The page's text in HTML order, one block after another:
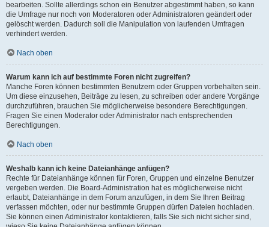
bearbeiten. Sollte allerdings schon ein Benutzer abgestimmt haben, so kann
die Umfrage nur noch von Moderatoren oder Administratoren geändert oder
gelöscht werden. Dadurch soll die Manipulation von laufenden Umfragen
verhindert werden.
Nach oben
Warum kann ich auf bestimmte Foren nicht zugreifen?
Manche Foren können bestimmten Benutzern oder Gruppen vorbehalten sein.
Um diese einzusehen, Beiträge zu lesen, zu schreiben oder andere Vorgänge
durchzuführen, brauchen Sie möglicherweise besondere Berechtigungen.
Fragen Sie einen Moderator oder Administrator nach entsprechenden
Berechtigungen.
Nach oben
Weshalb kann ich keine Dateianhänge anfügen?
Rechte für Dateianhänge können für Foren, Gruppen und einzelne Benutzer
vergeben werden. Die Board-Administration hat es möglicherweise nicht
erlaubt, Dateianhänge in dem Forum anzufügen, in dem Sie Ihren Beitrag
verfassen möchten, oder nur bestimmte Gruppen dürfen Dateien hochladen.
Sie können einen Administrator kontaktieren, falls Sie sich nicht sicher sind,